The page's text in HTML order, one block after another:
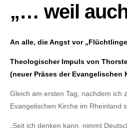
„… weil
An alle, die Angst vor
Theologischer Impuls von
(neuer Präses der Evangelischen
Gleich am ersten Tag, nachdem ich
Evangelischen Kirche im Rheinland
„Seit ich denken kann, nimmt